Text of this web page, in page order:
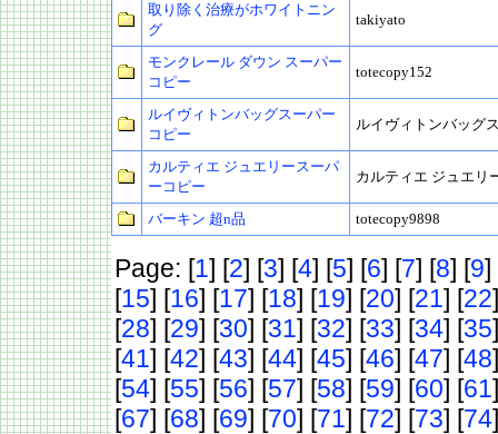
取り除く治療がホワイトニン
グ
takiyato
モンクレール ダウン スーパー
コピー
totecopy152
ルイヴィトンバッグスーパー
コピー
ルイヴィトンバッグ
カルティエ ジュエリースーパ
ーコピー
カルティエ ジュエリ
バーキン 超n品 totecopy9898
Page: [1] [2] [3] [4] [5] [6] [7] [8] [9]
[15] [16] [17] [18] [19] [20] [21] [22
[28] [29] [30] [31] [32] [33] [34] [35
[41] [42] [43] [44] [45] [46] [47] [48
[54] [55] [56] [57] [58] [59] [60] [61
[67] [68] [69] [70] [71] [72] [73] [74]